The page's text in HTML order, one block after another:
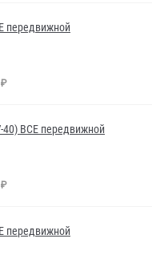
передвижной
BCE передвижной
передвижной